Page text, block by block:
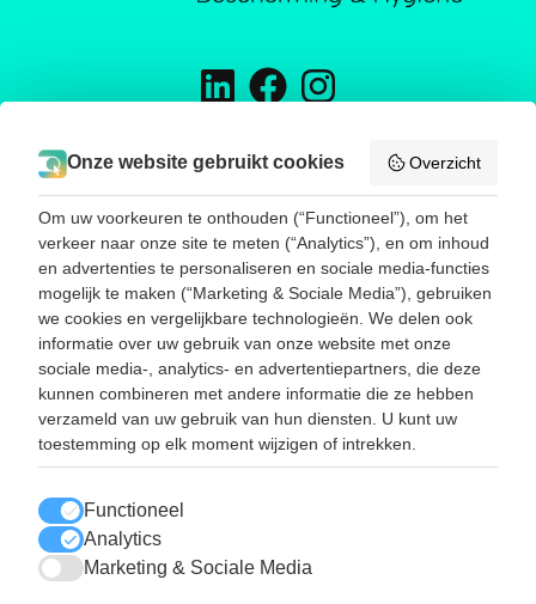
H&D TRADING
Energieweg 16
5145 NW Waalwijk
Telefoon:0031416785188
E-mail:info@hend-trading.com
KVK: 60393173
BTW: NL001786385B67
SNEL NAAR
Disposables
Werkhandschoenen
Onze website gebruikt cookies Overzicht
Om uw voorkeuren te onthouden (“Functioneel”), om het
verkeer naar onze site te meten (“Analytics”), en om inhoud
en advertenties te personaliseren en sociale media-functies
mogelijk te maken (“Marketing & Sociale Media”), gebruiken
we cookies en vergelijkbare technologieën. We delen ook
informatie over uw gebruik van onze website met onze
sociale media-, analytics- en advertentiepartners, die deze
kunnen combineren met andere informatie die ze hebben
verzameld van uw gebruik van hun diensten. U kunt uw
toestemming op elk moment wijzigen of intrekken.
Functioneel
Analytics
Marketing & Sociale Media